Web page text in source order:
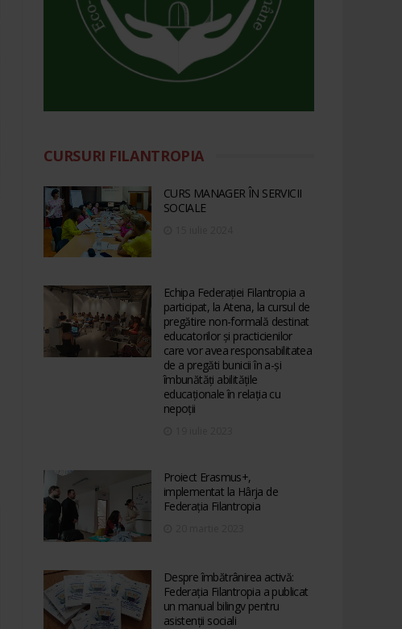
CURSURI FILANTROPIA
CURS MANAGER ÎN SERVICII
SOCIALE
Echipa Federației Filantropia a
participat, la Atena, la cursul de
pregătire non-formală destinat
educatorilor și practicienilor
care vor avea responsabilitatea
de a pregăti bunicii în a-și
îmbunătăți abilitățile
educaționale în relația cu
nepoții
Proiect Erasmus+,
implementat la Hârja de
Federația Filantropia
Despre îmbătrânirea activă:
Federația Filantropia a publicat
un manual bilingv pentru
asistenții sociali